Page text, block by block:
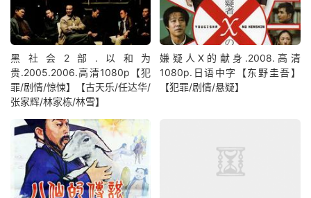
黑社会2部.以和为
贵.2005.2006.高清1080p【犯
罪/剧情/惊悚】【古天乐/任达华/
张家辉/林家栋/林雪】
嫌疑人X的献身.2008.高清
1080p.日语中字【东野圭吾】
【犯罪/剧情/悬疑】